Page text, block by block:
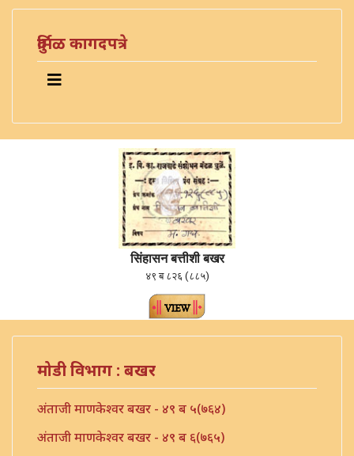
दुर्मिळ कागदपत्रे
सिंहासन बत्तीशी बखर
४९ ब ८२६ (८८५)
मोडी विभाग : बखर
अंताजी माणकेश्वर बखर - ४९ ब ५(७६४)
अंताजी माणकेश्वर बखर - ४९ ब ६(७६५)